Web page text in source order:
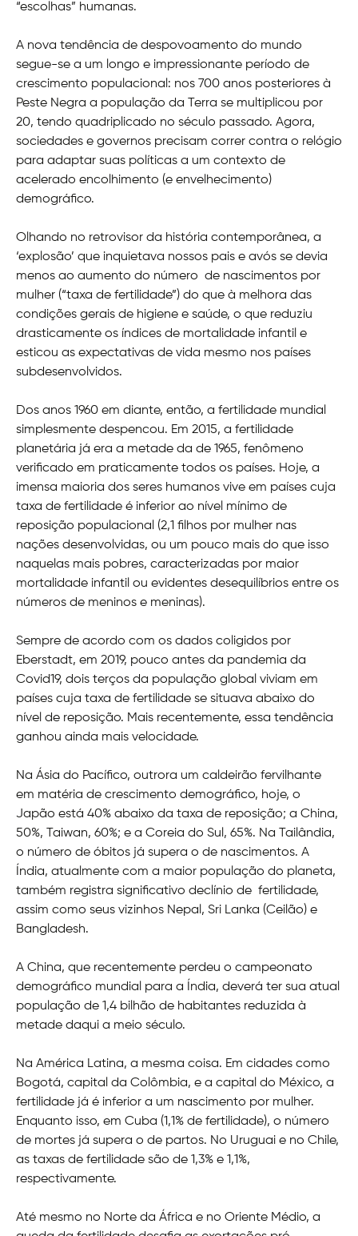
“escolhas” humanas.
A nova tendência de despovoamento do mundo
segue-se a um longo e impressionante período de
crescimento populacional: nos 700 anos posteriores à
Peste Negra a população da Terra se multiplicou por
20, tendo quadriplicado no século passado. Agora,
sociedades e governos precisam correr contra o relógio
para adaptar suas políticas a um contexto de
acelerado encolhimento (e envelhecimento)
demográfico.
Olhando no retrovisor da história contemporânea, a
‘explosão’ que inquietava nossos pais e avós se devia
menos ao aumento do número de nascimentos por
mulher (“taxa de fertilidade”) do que à melhora das
condições gerais de higiene e saúde, o que reduziu
drasticamente os índices de mortalidade infantil e
esticou as expectativas de vida mesmo nos países
subdesenvolvidos.
Dos anos 1960 em diante, então, a fertilidade mundial
simplesmente despencou. Em 2015, a fertilidade
planetária já era a metade da de 1965, fenômeno
verificado em praticamente todos os países. Hoje, a
imensa maioria dos seres humanos vive em países cuja
taxa de fertilidade é inferior ao nível mínimo de
reposição populacional (2,1 filhos por mulher nas
nações desenvolvidas, ou um pouco mais do que isso
naquelas mais pobres, caracterizadas por maior
mortalidade infantil ou evidentes desequilíbrios entre os
números de meninos e meninas).
Sempre de acordo com os dados coligidos por
Eberstadt, em 2019, pouco antes da pandemia da
Covid19, dois terços da população global viviam em
países cuja taxa de fertilidade se situava abaixo do
nível de reposição. Mais recentemente, essa tendência
ganhou ainda mais velocidade.
Na Ásia do Pacífico, outrora um caldeirão fervilhante
em matéria de crescimento demográfico, hoje, o
Japão está 40% abaixo da taxa de reposição; a China,
50%, Taiwan, 60%; e a Coreia do Sul, 65%. Na Tailândia,
o número de óbitos já supera o de nascimentos. A
Índia, atualmente com a maior população do planeta,
também registra significativo declínio de fertilidade,
assim como seus vizinhos Nepal, Sri Lanka (Ceilão) e
Bangladesh.
A China, que recentemente perdeu o campeonato
demográfico mundial para a Índia, deverá ter sua atual
população de 1,4 bilhão de habitantes reduzida à
metade daqui a meio século.
Na América Latina, a mesma coisa. Em cidades como
Bogotá, capital da Colômbia, e a capital do México, a
fertilidade já é inferior a um nascimento por mulher.
Enquanto isso, em Cuba (1,1% de fertilidade), o número
de mortes já supera o de partos. No Uruguai e no Chile,
as taxas de fertilidade são de 1,3% e 1,1%,
respectivamente.
Até mesmo no Norte da África e no Oriente Médio, a